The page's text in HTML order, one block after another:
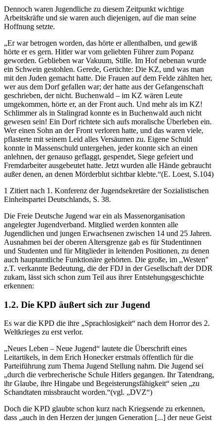
Dennoch waren Jugendliche zu diesem Zeitpunkt wichtige
Arbeitskräfte und sie waren auch diejenigen, auf die man seine
Hoffnung setzte.
„Er war betrogen worden, das hörte er allenthalben, und gewiß
hörte er es gern. Hitler war vom geliebten Führer zum Popanz
geworden. Geblieben war Vakuum, Stille. Im Hof nebenan wurde
ein Schwein gestohlen. Gerede, Gerüchte: Die KZ, und was man
mit den Juden gemacht hatte. Die Frauen auf dem Felde zählten her,
wer aus dem Dorf gefallen war; der hatte aus der Gefangenschaft
geschrieben, der nicht. Buchenwald – im KZ wären Leute
umgekommen, hörte er, an der Front auch. Und mehr als im KZ!
Schlimmer als in Stalingrad konnte es in Buchenwald auch nicht
gewesen sein! Ein Dorf richtete sich aufs moralische Überleben ein.
Wer einen Sohn an der Front verloren hatte, und das waren viele,
pflasterte mit seinem Leid alles Versäumen zu. Eigene Schuld
konnte in Massenschuld untergehen, jeder konnte sich an einen
anlehnen, der genauso geflaggt, gespendet, Siege gefeiert und
Fremdarbeiter ausgebeutet hatte. Jetzt wurden alle Hände gebraucht
außer denen, an denen Mörderblut sichtbar klebte.“(E. Loest, S.104)
1 Zitiert nach 1. Konferenz der Jugendsekretäre der Sozialistischen
Einheitspartei Deutschlands, S. 38.
Die Freie Deutsche Jugend war ein als Massenorganisation
angelegter Jugendverband. Mitglied werden konnten alle
Jugendlichen und jungen Erwachsenen zwischen 14 und 25 Jahren.
Ausnahmen bei der oberen Altersgrenze gab es für Studentinnen
und Studenten und für Mitglieder in leitenden Positionen, zu denen
auch hauptamtliche Funktionäre gehörten. Die große, im ,,Westen"
z.T. verkannte Bedeutung, die der FDJ in der Gesellschaft der DDR
zukam, lässt sich schon zum Teil aus ihrer Entstehungsgeschichte
erkennen:
1.2. Die KPD äußert sich zur Jugend
Es war die KPD die ihre „Sprachlosigkeit“ nach dem Horror des 2.
Weltkrieges zu erst verlor.
„Neues Leben – Neue Jugend“ lautete die Überschrift eines
Leitartikels, in dem Erich Honecker erstmals öffentlich für die
Parteiführung zum Thema Jugend Stellung nahm. Die Jugend sei
„durch die verbrecherische Schule Hitlers gegangen. Ihr Tatendrang,
ihr Glaube, ihre Hingabe und Begeisterungsfähigkeit“ seien „zu
Schandtaten missbraucht worden.“(vgl. „DVZ“)
Doch die KPD glaubte schon kurz nach Kriegsende zu erkennen,
dass „auch in den Herzen der jungen Generation [...] der neue Geist